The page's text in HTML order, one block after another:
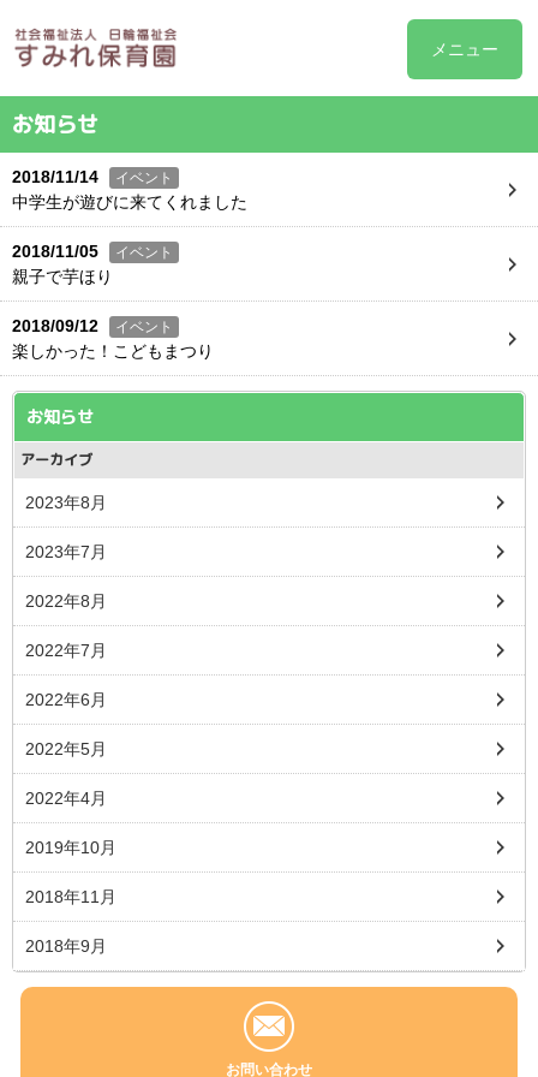
メニュー
お知らせ
2018/11/14 イベント
中学生が遊びに来てくれました
2018/11/05 イベント
親子で芋ほり
2018/09/12 イベント
楽しかった！こどもまつり
お知らせ
アーカイブ
2023年8月
2023年7月
2022年8月
2022年7月
2022年6月
2022年5月
2022年4月
2019年10月
2018年11月
2018年9月
お問い合わせ